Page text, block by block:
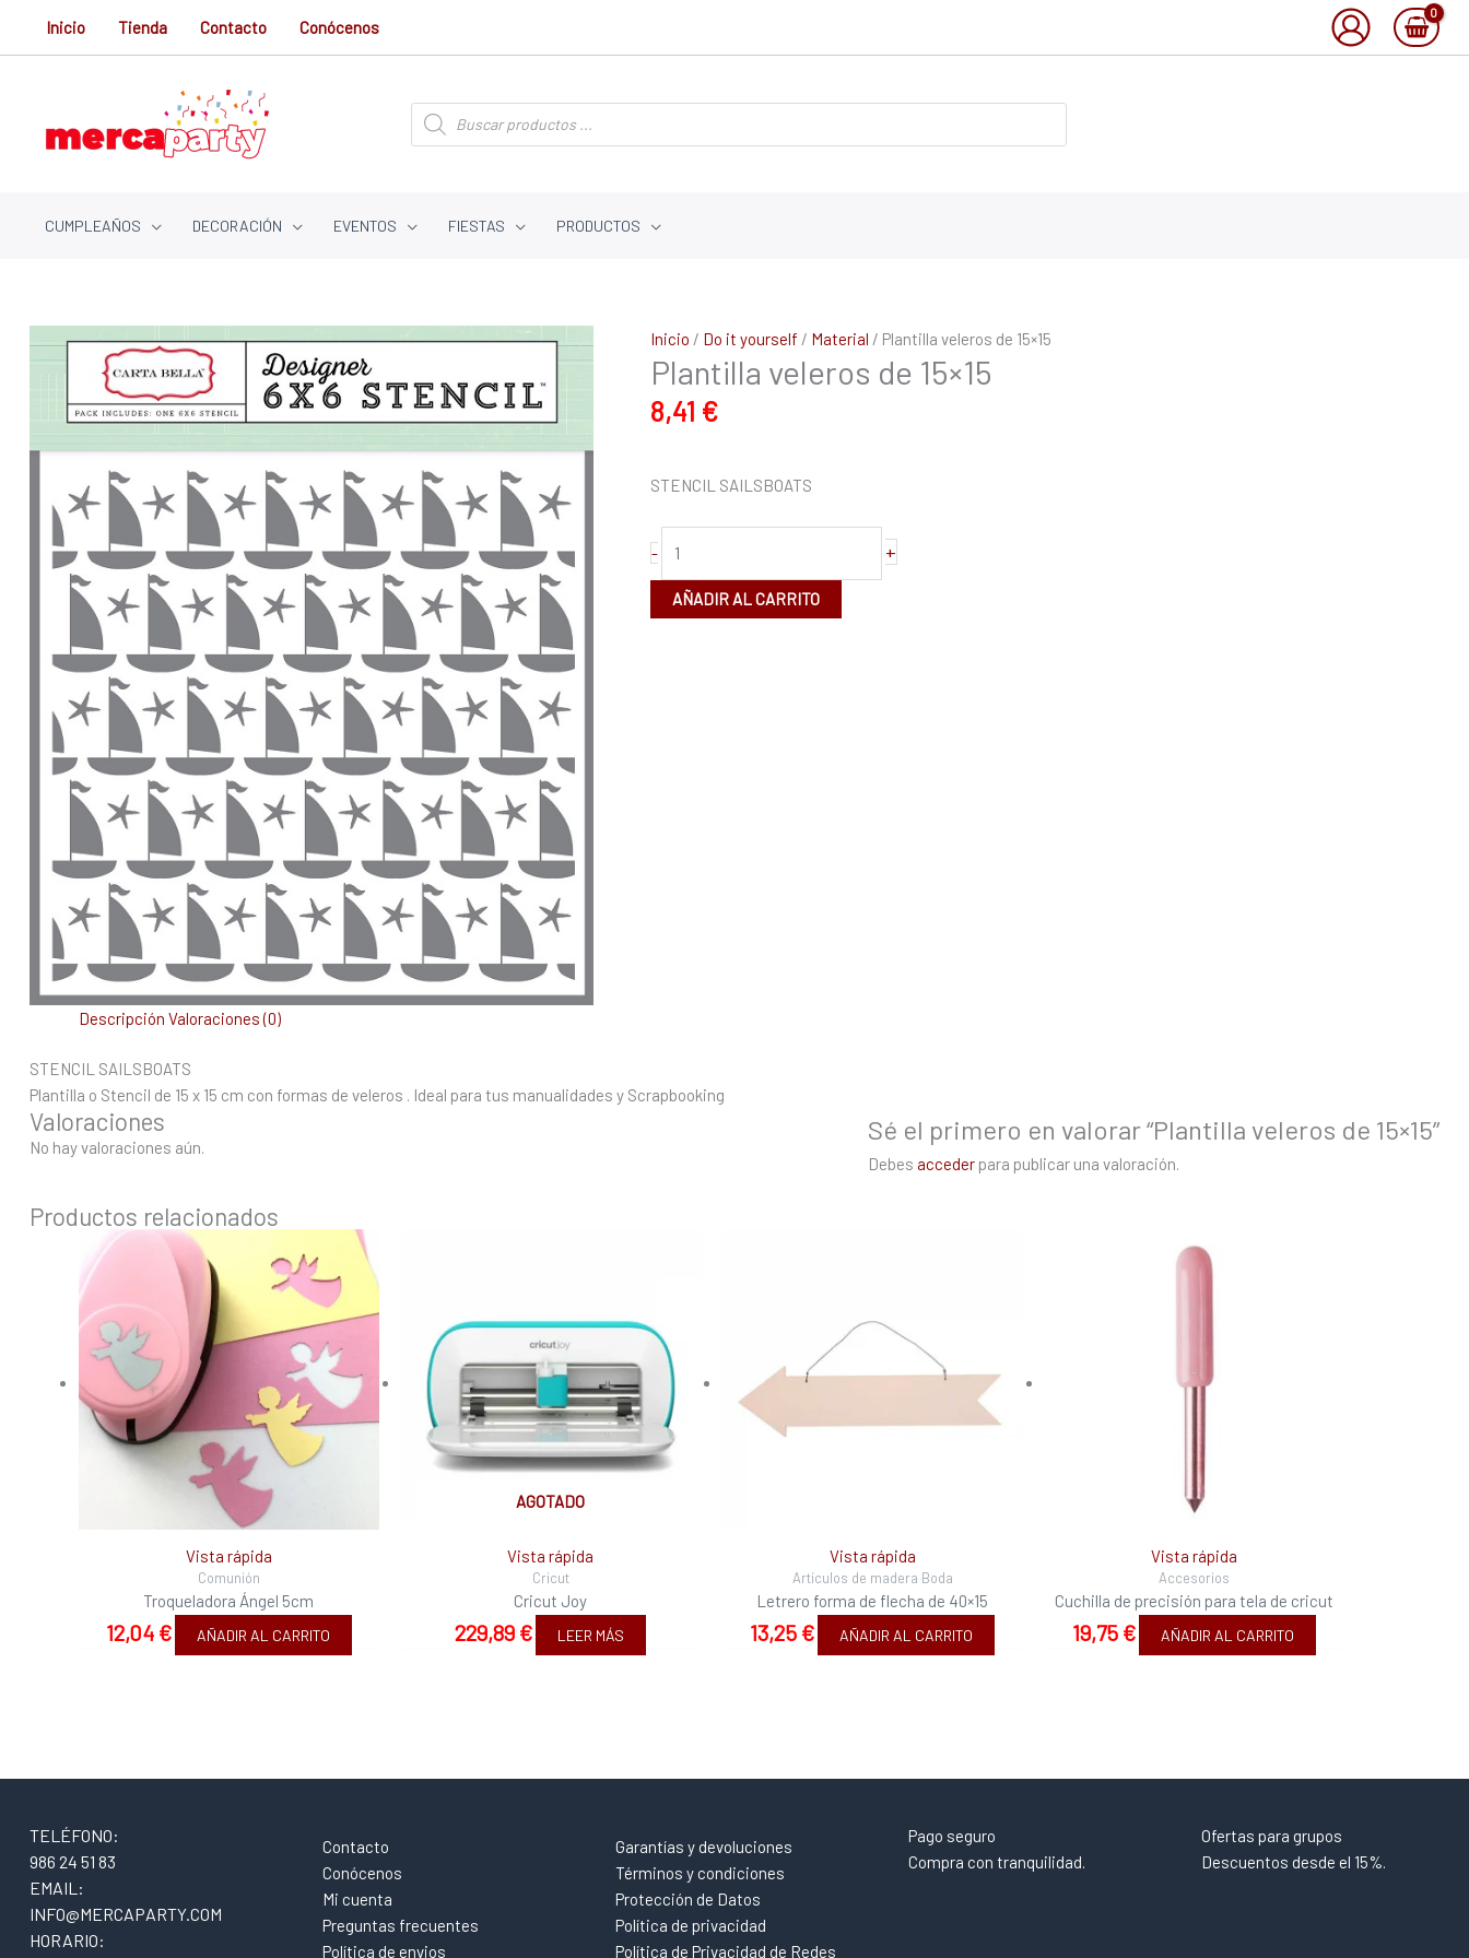
Inicio Tienda Contacto Conócenos
Búsqueda
de
productos
CUMPLEAÑOS DECORACIÓN EVENTOS FIESTAS PRODUCTOS
Inicio / Do it yourself / Material / Plantilla veleros de 15×15
Plantilla veleros de 15×15
8,41 €
STENCIL SAILSBOATS
-
Plantilla
veleros
de
15x15
+
AÑADIR AL CARRITO
Descripción Valoraciones (0)
STENCIL SAILSBOATS
Plantilla o Stencil de 15 x 15 cm con formas de veleros . Ideal para tus manualidades y Scrapbooking
Valoraciones
No hay valoraciones aún.
Sé el primero en valorar “Plantilla veleros de 15×15”
Debes acceder para publicar una valoración.
Productos relacionados
Vista rápida
Comunión
Troqueladora Ángel 5cm
12,04 € AÑADIR AL CARRITO
AGOTADO
Vista rápida
Cricut
Cricut Joy
229,89 € LEER MÁS
Vista rápida
Artículos de madera Boda
Letrero forma de flecha de 40×15
13,25 € AÑADIR AL CARRITO
Vista rápida
Accesorios
Cuchilla de precisión para tela de cricut
19,75 € AÑADIR AL CARRITO
TELÉFONO:
986 24 51 83
EMAIL:
INFO@MERCAPARTY.COM
HORARIO:
Contacto
Conócenos
Mi cuenta
Preguntas frecuentes
Política de envios
Garantías y devoluciones
Términos y condiciones
Protección de Datos
Política de privacidad
Política de Privacidad de Redes
Pago seguro
Compra con tranquilidad.
Ofertas para grupos
Descuentos desde el 15%.